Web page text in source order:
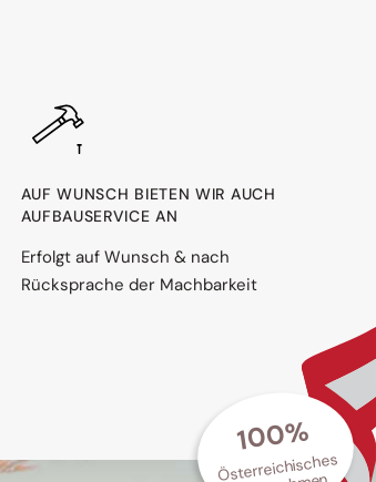
AUF WUNSCH BIETEN WIR AUCH
AUFBAUSERVICE AN
Erfolgt auf Wunsch & nach
Rücksprache der Machbarkeit
100%
Österreichisches